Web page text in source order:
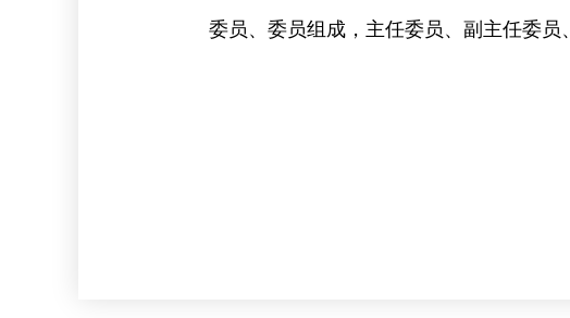
委员、委员组成，主任委员、副主任委员